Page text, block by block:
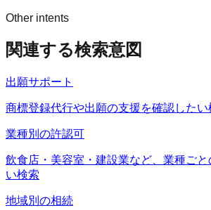
Other intents
関連する検索意図
出願サポート
商標登録代行や出願の支援を確認したい
業種別の許認可
飲食店・美容室・建設業など、業種ご
い検索
地域別の相続